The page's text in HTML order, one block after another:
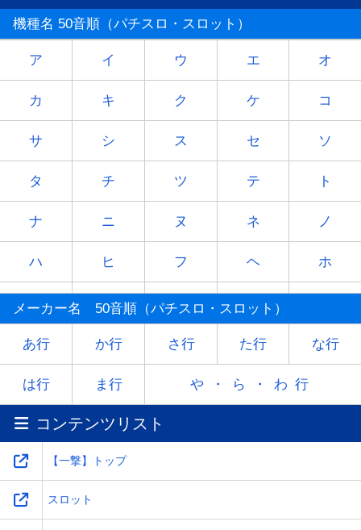
機種名 50音順（パチスロ・スロット）
ア イ ウ エ オ
カ キ ク ケ コ
サ シ ス セ ソ
タ チ ツ テ ト
ナ ニ ヌ ネ ノ
ハ ヒ フ ヘ ホ
マ ミ ム メ
ヤ - ユ - ヨ
ラ リ レ
ワ -
メーカー名 50音順（パチスロ・スロット）
あ行 か行 さ行 た行 な行
は行 ま行 や・ら・わ行
コンテンツリスト
【一撃】トップ
スロット